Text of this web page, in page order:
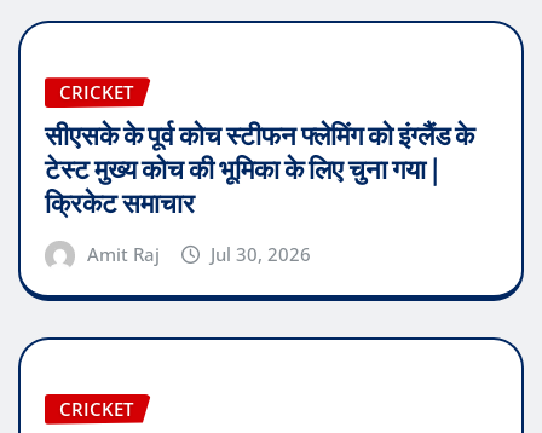
CRICKET
सीएसके के पूर्व कोच स्टीफन फ्लेमिंग को इंग्लैंड के
टेस्ट मुख्य कोच की भूमिका के लिए चुना गया |
क्रिकेट समाचार
Amit Raj Jul 30, 2026
CRICKET